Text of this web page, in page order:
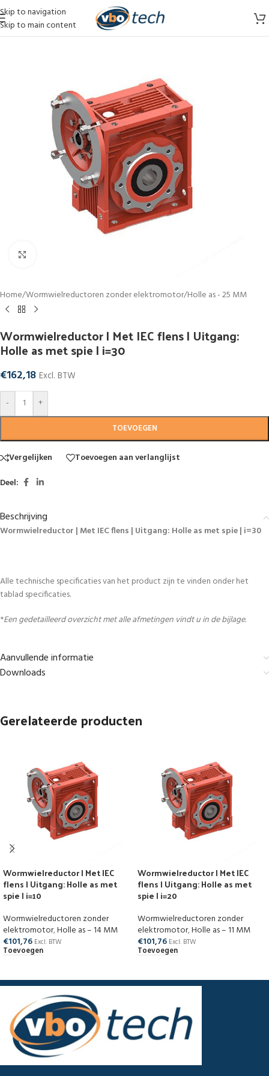
Skip to navigation
Skip to main content
Home/Wormwielreductoren zonder elektromotor/Holle as - 25 MM
Wormwielreductor | Met IEC flens | Uitgang:
Holle as met spie | i=30
€162,18 Excl. BTW
-
+
TOEVOEGEN
Vergelijken
Toevoegen aan verlanglijst
Deel:
Beschrijving
Wormwielreductor | Met IEC flens | Uitgang: Holle as met spie | i=30
Alle technische specificaties van het product zijn te vinden onder het
tablad specificaties.
*Een gedetailleerd overzicht met alle afmetingen vindt u in de bijlage.
Aanvullende informatie
Downloads
Gerelateerde producten
Wormwielreductor | Met IEC
flens | Uitgang: Holle as met
spie | i=10
Wormwielreductoren zonder
elektromotor,Holle as – 14 MM
€101,76 Excl. BTW
Toevoegen
Wormwielreductor | Met IEC
flens | Uitgang: Holle as met
spie | i=20
Wormwielreductoren zonder
elektromotor,Holle as – 11 MM
€101,76 Excl. BTW
Toevoegen